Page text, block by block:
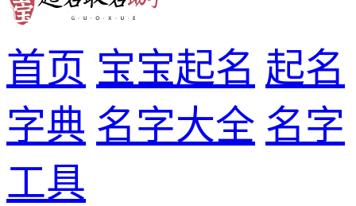
首页 宝宝起名 起名
字典 名字大全 名字
工具